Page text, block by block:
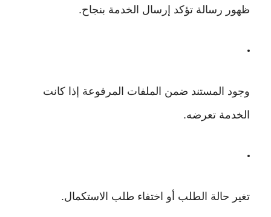
ظهور رسالة تؤكد إرسال الخدمة بنجاح.
وجود المستند ضمن الملفات المرفوعة إذا كانت
الخدمة تعرضه.
تغير حالة الطلب أو اختفاء طلب الاستكمال.